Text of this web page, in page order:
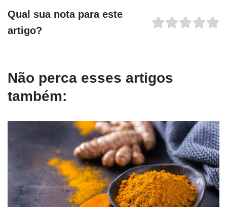
Qual sua nota para este
artigo?
Não perca esses artigos
também: